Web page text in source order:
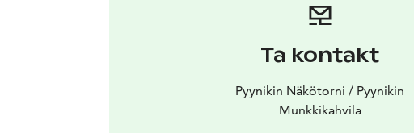
Ta kontakt
Pyynikin Näkötorni / Pyynikin
Munkkikahvila